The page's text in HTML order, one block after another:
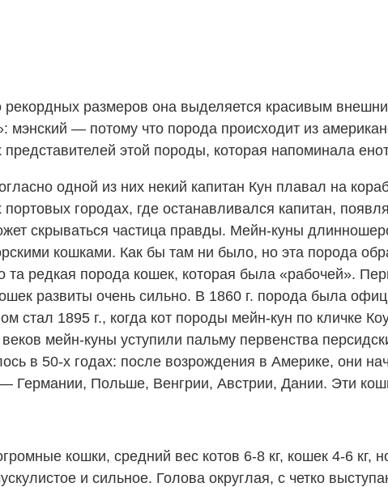
размеров она выделяется красивым
мэнский — потому что порода происходит из
этой породы, которая напоминала
одной из них некий капитан Кун плавал на
городах, где останавливался капитан,
скрываться частица правды. Мейн-куны
кошками. Как бы там ни было, но эта порода
редкая порода кошек, которая была «рабочей».
развиты очень сильно. В 1860 г. порода была
1895 г., когда кот породы мейн-кун по кличке
мейн-куны уступили пальму первенства
в 50-х годах: после возрождения в Америке, они
Германии, Польше, Венгрии, Австрии, Дании. Эти
кошки, средний вес котов 6-8 кг, кошек 4-6 кг,
и сильное. Голова округлая, с четко